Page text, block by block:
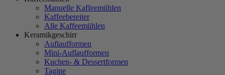
Manuelle Kaffeemühlen
Kaffeebereiter
Alle Kaffeemühlen
Keramikgeschirr
Auflaufformen
Mini-Auflaufformen
Kuchen- & Dessertformen
Tagine